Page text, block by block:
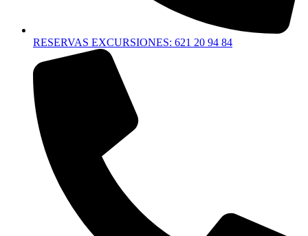
RESERVAS EXCURSIONES: 621 20 94 84